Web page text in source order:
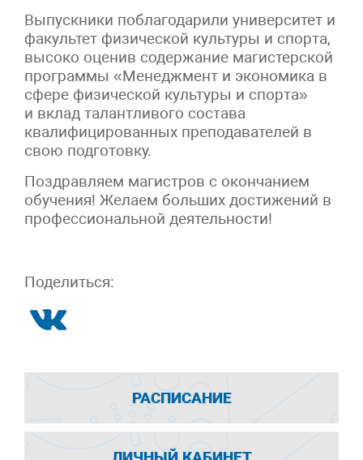
Выпускники поблагодарили университет и
факультет физической культуры и спорта,
высоко оценив содержание магистерской
программы «Менеджмент и экономика в
сфере физической культуры и спорта»
и вклад талантливого состава
квалифицированных преподавателей в
свою подготовку.
Поздравляем магистров с окончанием
обучения! Желаем больших достижений в
профессиональной деятельности!
Поделиться:
РАСПИСАНИЕ